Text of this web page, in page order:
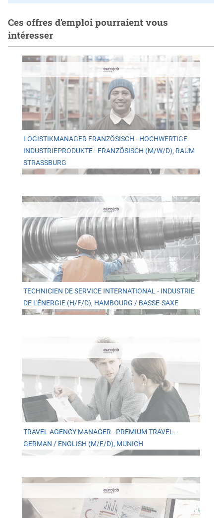
Ces offres d'emploi pourraient vous
intéresser
LOGISTIKMANAGER FRANZÖSISCH - HOCHWERTIGE
INDUSTRIEPRODUKTE - FRANZÖSISCH (M/W/D), RAUM
STRASSBURG
TECHNICIEN DE SERVICE INTERNATIONAL - INDUSTRIE
DE L'ÉNERGIE (H/F/D), HAMBOURG / BASSE-SAXE
TRAVEL AGENCY MANAGER - PREMIUM TRAVEL -
GERMAN / ENGLISH (M/F/D), MUNICH